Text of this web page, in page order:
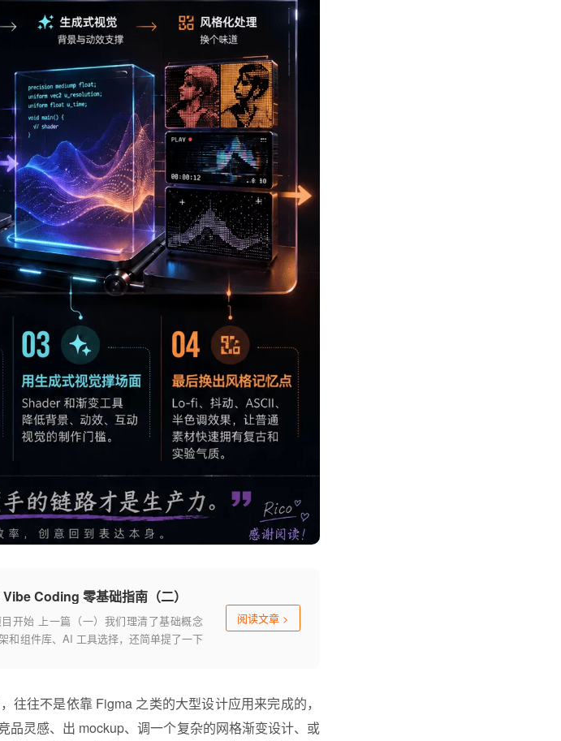
Coding 零基础指南（二）
开始 上一篇（一）我们理清了基础概念
组件库、AI 工具选择，还简单提了一下
阅读文章 >
往不是依靠 Figma 之类的大型设计应用来完成的，
灵感、出 mockup、调一个复杂的网格渐变设计、或